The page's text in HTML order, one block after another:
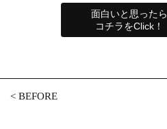
面白いと思ったら
コチラをClick！
<BEFORE